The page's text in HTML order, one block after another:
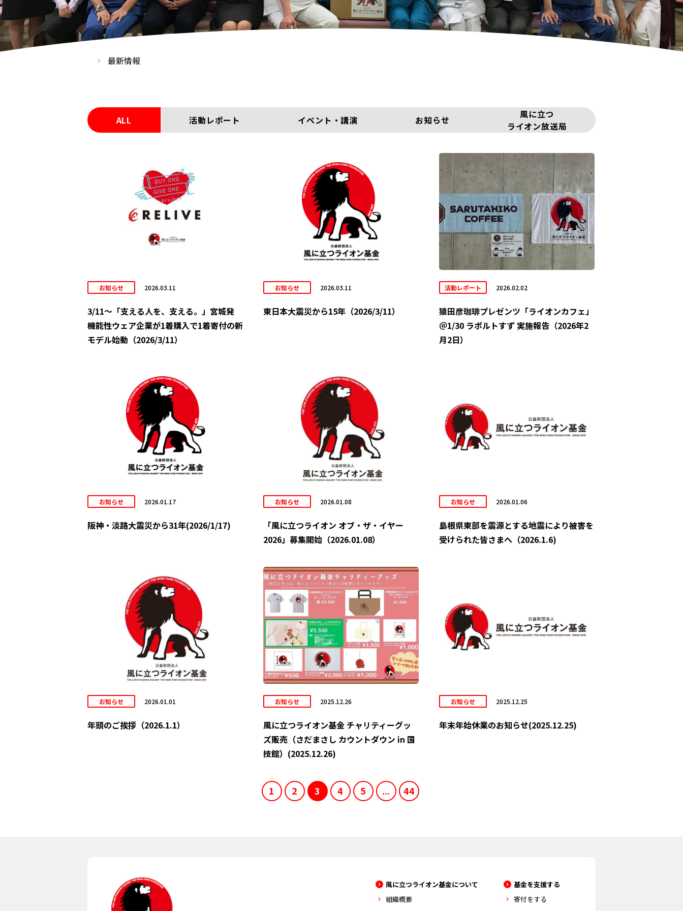
最新情報
ALL 活動レポート イベント・講演 お知らせ
風に立つ
ライオン放送局
お知らせ 2026.03.11
3/11～「支える人を、支える。」宮城発
機能性ウェア企業が1着購入で1着寄付の新
モデル始動（2026/3/11）
お知らせ 2026.03.11
東日本大震災から15年（2026/3/11）
活動レポート 2026.02.02
猿田彦珈琲プレゼンツ「ライオンカフェ」
＠1/30 ラポルトすず 実施報告（2026年2
月2日）
お知らせ 2026.01.17
阪神・淡路大震災から31年(2026/1/17)
お知らせ 2026.01.08
「風に立つライオン オブ・ザ・イヤー
2026」募集開始（2026.01.08）
お知らせ 2026.01.06
島根県東部を震源とする地震により被害を
受けられた皆さまへ（2026.1.6)
お知らせ 2026.01.01
年頭のご挨拶（2026.1.1）
お知らせ 2025.12.26
風に立つライオン基金 チャリティーグッ
ズ販売（さだまさし カウントダウン in 国
技館）(2025.12.26)
お知らせ 2025.12.25
年末年始休業のお知らせ(2025.12.25)
1 2 3 4 5 ... 44
風に立つライオン基金について
組織概要
基金を支援する
寄付をする